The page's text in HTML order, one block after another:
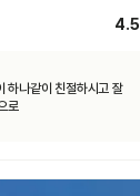
4.5
하나같이 친절하시고 잘
로